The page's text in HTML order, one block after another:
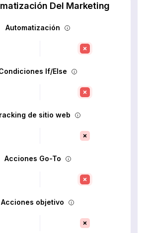
Del Marketing
Automatización
If/Else
de sitio web
Acciones Go-To
Acciones objetivo